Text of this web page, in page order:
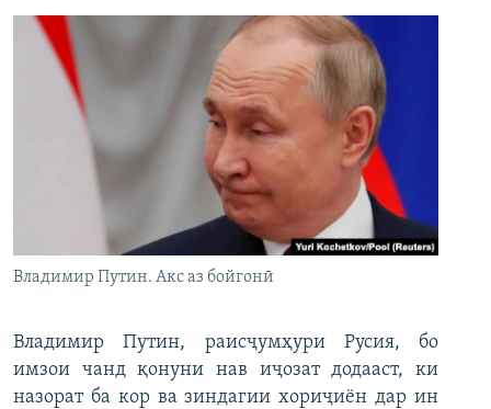
Владимир Путин. Акс аз бойгонӣ
Владимир Путин, раисҷумҳури Русия, бо
имзои чанд қонуни нав иҷозат додааст, ки
назорат ба кор ва зиндагии хориҷиён дар ин